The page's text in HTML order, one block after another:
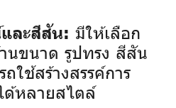
ละสีสัน: มีให้เลือก
นขนาด รูปทรง สีสัน
ใช้สร้างสรรค์การ
ด้หลายสไตล์